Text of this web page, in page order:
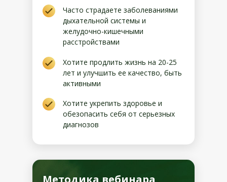
Часто страдаете заболеваниями
дыхательной системы и
желудочно-кишечными
расстройствами
Методика вебинара
Хотите продлить жизнь на 20-25
лет и улучшить ее качество, быть
активными
Хотите укрепить здоровье и
обезопасить себя от серьезных
диагнозов